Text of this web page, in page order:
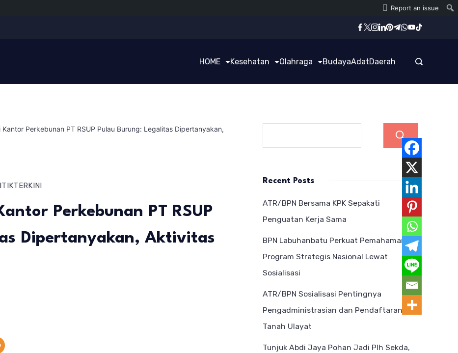
Report an issue
HOME Kesehatan Olahraga BudayaAdatDaerah
Perkebunan PT RSUP Pulau Burung: Legalitas Dipertanyakan,
TERKINI
Perkebunan PT RSUP
Dipertanyakan, Aktivitas
Recent Posts
ATR/BPN Bersama KPK Sepakati
Penguatan Kerja Sama
BPN Labuhanbatu Perkuat Pemahaman
Program Strategis Nasional Lewat
Sosialisasi
ATR/BPN Sosialisasi Pentingnya
Pengadministrasian dan Pendaftaran
Tanah Ulayat
Tunjuk Abdi Jaya Pohan Jadi Plh Sekda,